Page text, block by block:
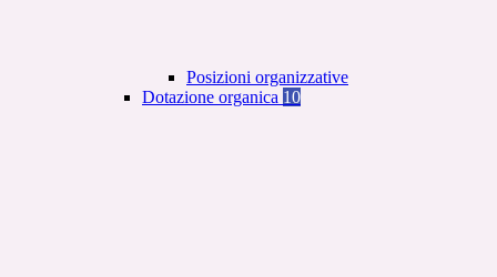
Posizioni organizzative
Dotazione organica 10